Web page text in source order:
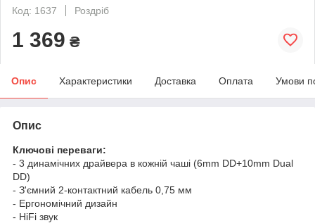
Код: 1637
Роздріб
1 369 ₴
Опис Характеристики Доставка Оплата Умови
Опис
Ключові переваги:
- 3 динамічних драйвера в кожній чаші (6mm DD+10mm Dual
DD)
- З'ємний 2-контактний кабель 0,75 мм
- Ергономічний дизайн
- HiFi звук